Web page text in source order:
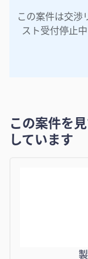
この案件は交渉
スト受付停止
この案件を
しています